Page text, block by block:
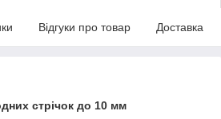
Відгуки про товар Доставка
стрічок до 10 мм